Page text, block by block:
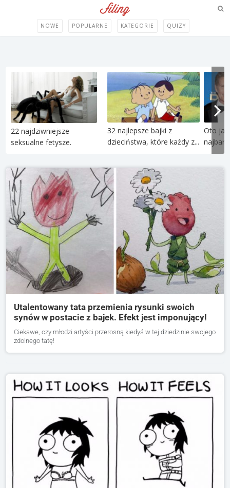
NOWE POPULARNE KATEGORIE QUIZY
22 najdziwniejsze
seksualne fetysze.
32 najlepsze bajki z
dzieciństwa, które każdy z...
Oto jak
Utalentowany tata przemienia rysunki swoich
synów w postacie z bajek. Efekt jest imponujący!
Ciekawe, czy młodzi artyści przerosną kiedyś w tej dziedzinie swojego
zdolnego tatę!